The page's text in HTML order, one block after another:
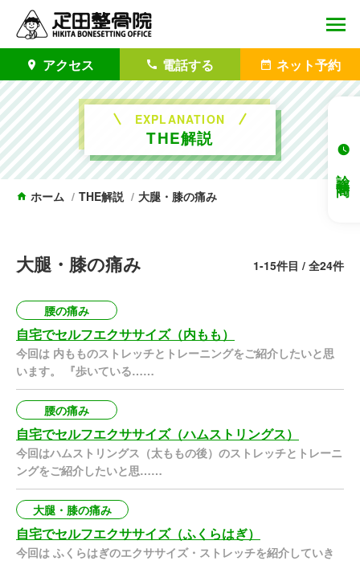
アクセス 電話する ネット予約
EXPLANATION
THE解説
ホーム THE解説 大腿・膝の痛み
大腿・膝の痛み 1-15件目 / 全24件
腰の痛み
自宅でセルフエクササイズ（内もも）
今回は 内もものストレッチとトレーニングをご紹介したいと思
います。 『歩いている……
腰の痛み
自宅でセルフエクササイズ（ハムストリングス）
今回はハムストリングス（太ももの後）のストレッチとトレーニ
ングをご紹介したいと思……
大腿・膝の痛み
自宅でセルフエクササイズ（ふくらはぎ）
今回は ふくらはぎのエクササイズ・ストレッチを紹介していき